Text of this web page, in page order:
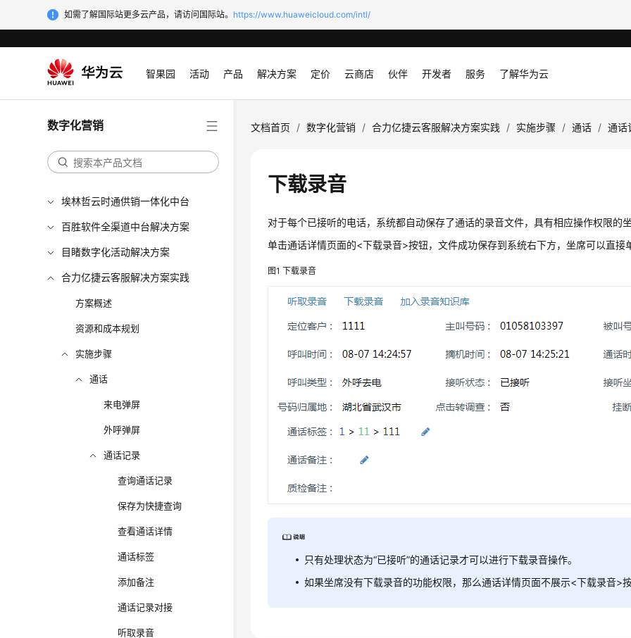
如需了解国际站更多云产品，请访问国际站。 https://www.huaweicloud.com/intl/
智果园 活动 产品 解决方案 定价 云商店 伙伴 开发者 服务 了解华为云
数字化营销
埃林哲云时通供销一体化中台
百胜软件全渠道中台解决方案
目睹数字化活动解决方案
合力亿捷云客服解决方案实践
方案概述
资源和成本规划
实施步骤
通话
来电弹屏
外呼弹屏
通话记录
查询通话记录
保存为快捷查询
查看通话详情
通话标签
添加备注
通话记录对接
听取录音
文档首页 / 数字化营销 / 合力亿捷云客服解决方案实践 / 实施步骤 / 通话 / 通话
下载录音
对于每个已接听的电话，系统都自动保存了通话的录音文件，具有相应操作权限的
单击通话详情页面的<下载录音>按钮，文件成功保存到系统右下方，坐席可以直接
图1下载录音
只有处理状态为“已接听”的通话记录才可以进行下载录音操作。
如果坐席没有下载录音的功能权限，那么通话详情页面不展示<下载录音>